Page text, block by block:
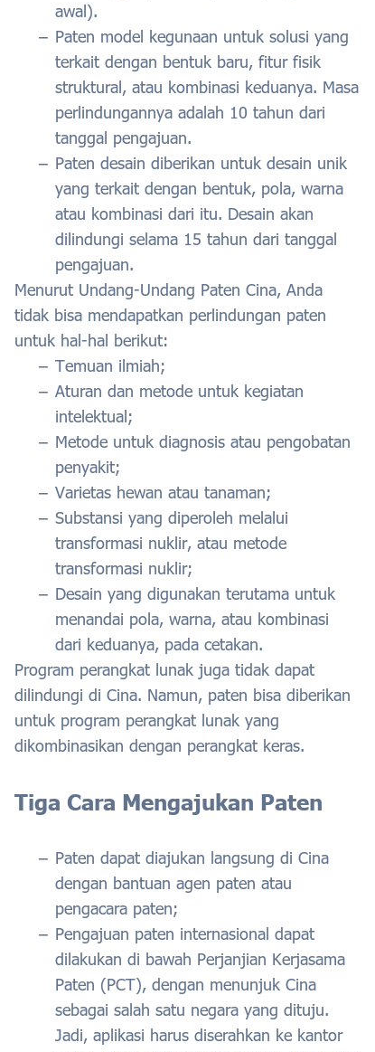
awal).
Paten model kegunaan untuk solusi yang
terkait dengan bentuk baru, fitur fisik
struktural, atau kombinasi keduanya. Masa
perlindungannya adalah 10 tahun dari
tanggal pengajuan.
Paten desain diberikan untuk desain unik
yang terkait dengan bentuk, pola, warna
atau kombinasi dari itu. Desain akan
dilindungi selama 15 tahun dari tanggal
pengajuan.
Menurut Undang-Undang Paten Cina, Anda
tidak bisa mendapatkan perlindungan paten
untuk hal-hal berikut:
Temuan ilmiah;
Aturan dan metode untuk kegiatan
intelektual;
Metode untuk diagnosis atau pengobatan
penyakit;
Varietas hewan atau tanaman;
Substansi yang diperoleh melalui
transformasi nuklir, atau metode
transformasi nuklir;
Desain yang digunakan terutama untuk
menandai pola, warna, atau kombinasi
dari keduanya, pada cetakan.
Program perangkat lunak juga tidak dapat
dilindungi di Cina. Namun, paten bisa diberikan
untuk program perangkat lunak yang
dikombinasikan dengan perangkat keras.
Tiga Cara Mengajukan Paten
Paten dapat diajukan langsung di Cina
dengan bantuan agen paten atau
pengacara paten;
Pengajuan paten internasional dapat
dilakukan di bawah Perjanjian Kerjasama
Paten (PCT), dengan menunjuk Cina
sebagai salah satu negara yang dituju.
Jadi, aplikasi harus diserahkan ke kantor